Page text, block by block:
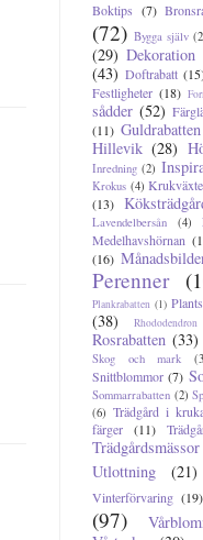
Boktips (7)
(72) Bygga själv
(29) Dekoration
(43) Doftrabatt
Festligheter (18)
sådder (52)
(11) Guldrabatten
Hillevik (28)
Inredning (2)
Krokus (4)
(13)
Lavendelbersån
(4)
Medelhavshörnan
(16)
Perenner
Plankrabatten (1)
(38)
Rhododendron
Rosrabatten (33)
Skog och mark
Snittblommor (7)
Sommarrabatten (2)
(6) Trädgård i
färger
(11)
Trädgårdsmässor
Utlottning (21)
Vinterförvaring (19)
(97)